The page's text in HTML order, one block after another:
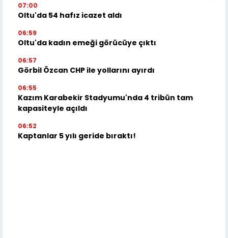
07:00
Oltu'da 54 hafız icazet aldı
06:59
Oltu'da kadın emeği görücüye çıktı
06:57
Görbil Özcan CHP ile yollarını ayırdı
06:55
Kazım Karabekir Stadyumu'nda 4 tribün tam
kapasiteyle açıldı
06:52
Kaptanlar 5 yılı geride bıraktı!